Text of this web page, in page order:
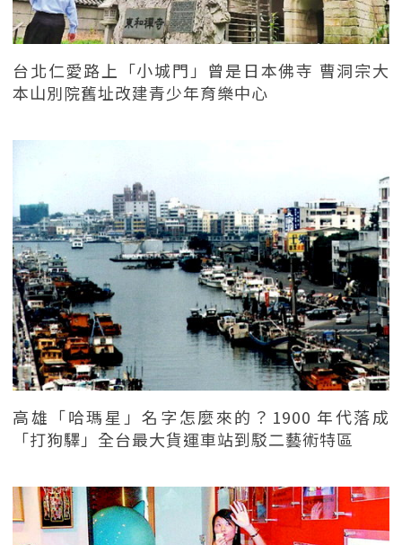
台北仁愛路上「小城門」曾是日本佛寺 曹洞宗大
本山別院舊址改建青少年育樂中心
高雄「哈瑪星」名字怎麼來的？1900 年代落成
「打狗驛」全台最大貨運車站到駁二藝術特區